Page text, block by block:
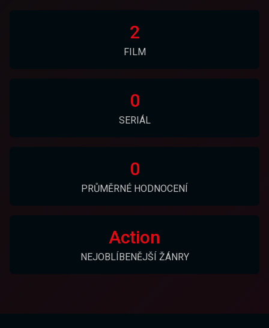
2
FILM
0
SERIÁL
0
PRŮMĚRNÉ HODNOCENÍ
Action
NEJOBLÍBENĚJŠÍ ŽÁNRY